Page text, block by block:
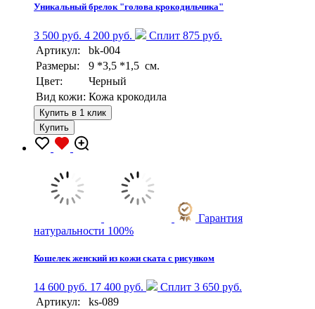
Уникальный брелок "голова крокодильчика"
3 500 руб. 4 200 руб.
Сплит 875 руб.
Артикул:
bk-004
Размеры:
9 *3,5 *1,5 см.
Цвет:
Черный
Вид кожи: Кожа крокодила
Купить в 1 клик
Купить
Гарантия
натуральности 100%
Кошелек женский из кожи ската с рисунком
14 600 руб. 17 400 руб.
Сплит 3 650 руб.
Артикул:
ks-089